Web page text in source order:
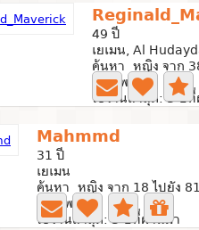
49 ปี
เยเมน, Al
ค้นหา หญิง จาก
0 ภาพถ่าย
ใช้งานล่าสุด: 3 ปี
Mahmmd
31 ปี
เยเมน
ค้นหา หญิง จาก 18 ไปยัง 81
0 ภาพถ่าย
ใช้งานล่าสุด: 3 ปีที่ผ่านมา